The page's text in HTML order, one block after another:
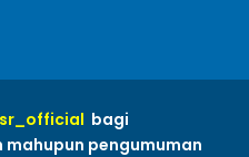
bagi
pengumuman